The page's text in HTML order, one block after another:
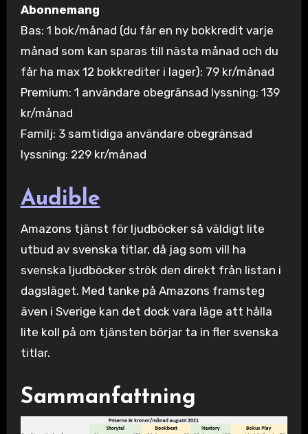
Abonnemang
Bas: 1 bok/månad (du får en ny bokkredit varje
månad som kan sparas till nästa månad och du
får ha max 12 bokkrediter i lager): 79 kr/månad
Premium: 1 användare obegränsad lyssning: 139
kr/månad
Familj: 3 samtidiga användare obegränsad
lyssning: 229 kr/månad
Audible
Amazons tjänst för ljudböcker så väldigt lite
utbud av svenska titlar, då jag som vill ha
svenska ljudböcker strök den direkt från listan i
dagsläget. Med tanke på Amazons framsteg
även i Sverige kan det dock vara läge att hålla
lite koll på om tjänsten börjar ta in fler svenska
titlar.
Sammanfattning